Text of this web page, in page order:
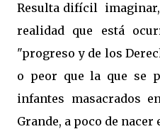
Resulta difícil imaginar,
realidad que está
"progreso y de los
o peor que la que se
infantes masacrados
Grande, a poco de nacer